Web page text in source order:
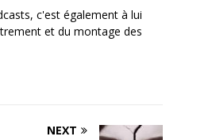
c'est également à lui
et du montage des
NEXT